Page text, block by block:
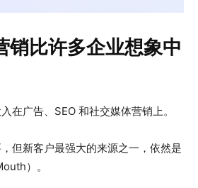
销比许多企业想象中
在广告、SEO 和社交媒体营销上。
但新客户最强大的来源之一，依然是
）。